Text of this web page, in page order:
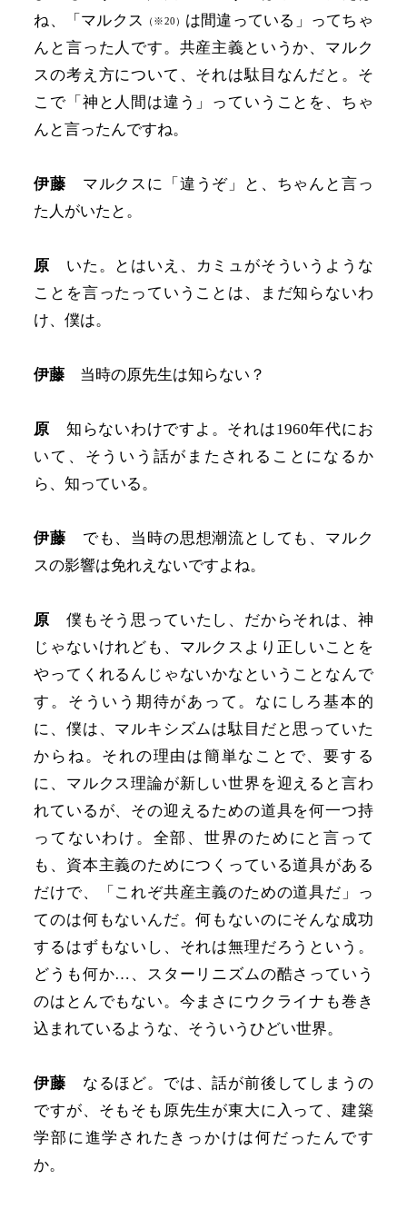
ね、「マルクス
（※20） は間違っている」ってちゃ
んと言った人です。共産主義というか、マルク
スの考え方について、それは駄目なんだと。そ
こで「神と人間は違う」っていうことを、ちゃ
んと言ったんですね。
伊藤 マルクスに「違うぞ」と、ちゃんと言っ
た人がいたと。
原 いた。とはいえ、カミュがそういうような
ことを言ったっていうことは、まだ知らないわ
け、僕は。
伊藤 当時の原先生は知らない？
原 知らないわけですよ。それは1960年代にお
いて、そういう話がまたされることになるか
ら、知っている。
伊藤 でも、当時の思想潮流としても、マルク
スの影響は免れえないですよね。
原 僕もそう思っていたし、だからそれは、神
じゃないけれども、マルクスより正しいことを
やってくれるんじゃないかなということなんで
す。そういう期待があって。なにしろ基本的
に、僕は、マルキシズムは駄目だと思っていた
からね。それの理由は簡単なことで、要する
に、マルクス理論が新しい世界を迎えると言わ
れているが、その迎えるための道具を何一つ持
ってないわけ。全部、世界のためにと言って
も、資本主義のためにつくっている道具がある
だけで、「これぞ共産主義のための道具だ」っ
てのは何もないんだ。何もないのにそんな成功
するはずもないし、それは無理だろうという。
どうも何か…、スターリニズムの酷さっていう
のはとんでもない。今まさにウクライナも巻き
込まれているような、そういうひどい世界。
伊藤 なるほど。では、話が前後してしまうの
ですが、そもそも原先生が東大に入って、建築
学部に進学されたきっかけは何だったんです
か。